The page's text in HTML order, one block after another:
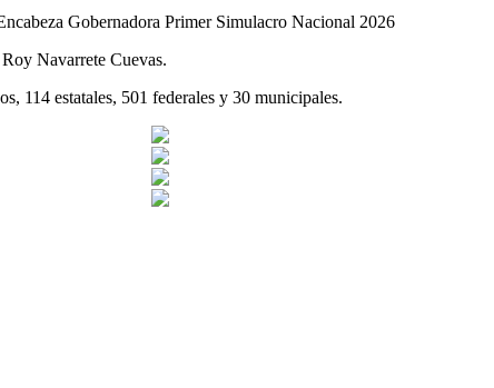
Navarrete Cuevas.
114 estatales, 501 federales y 30 municipales.